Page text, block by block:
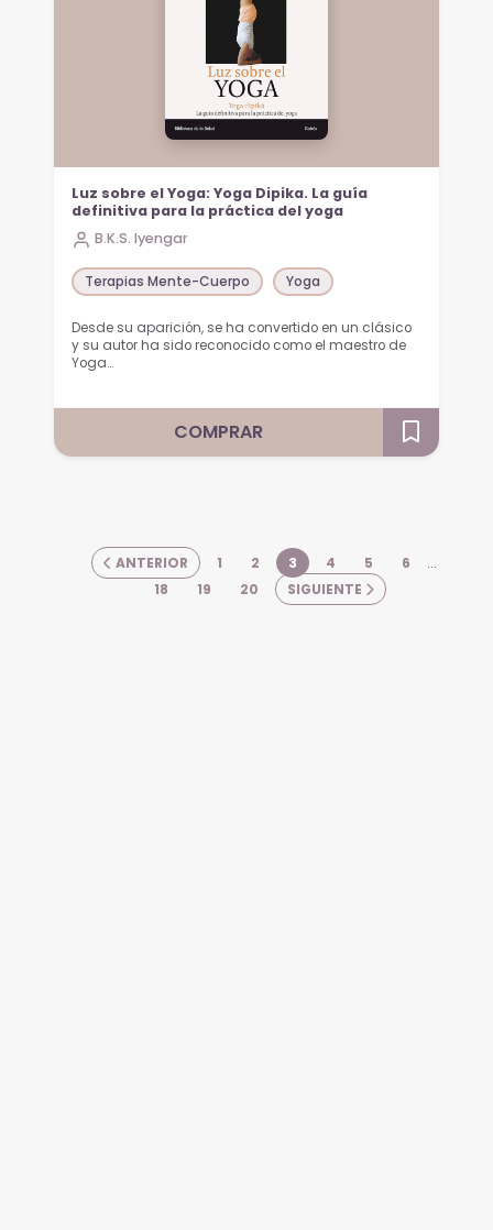
Luz sobre el Yoga: Yoga Dipika. La guía
definitiva para la práctica del yoga
B.K.S. Iyengar
Terapias Mente-Cuerpo Yoga
Desde su aparición, se ha convertido en un clásico
y su autor ha sido reconocido como el maestro de
Yoga…
COMPRAR
ANTERIOR 1 2 3 4 5 6
…
18
19 20 SIGUIENTE